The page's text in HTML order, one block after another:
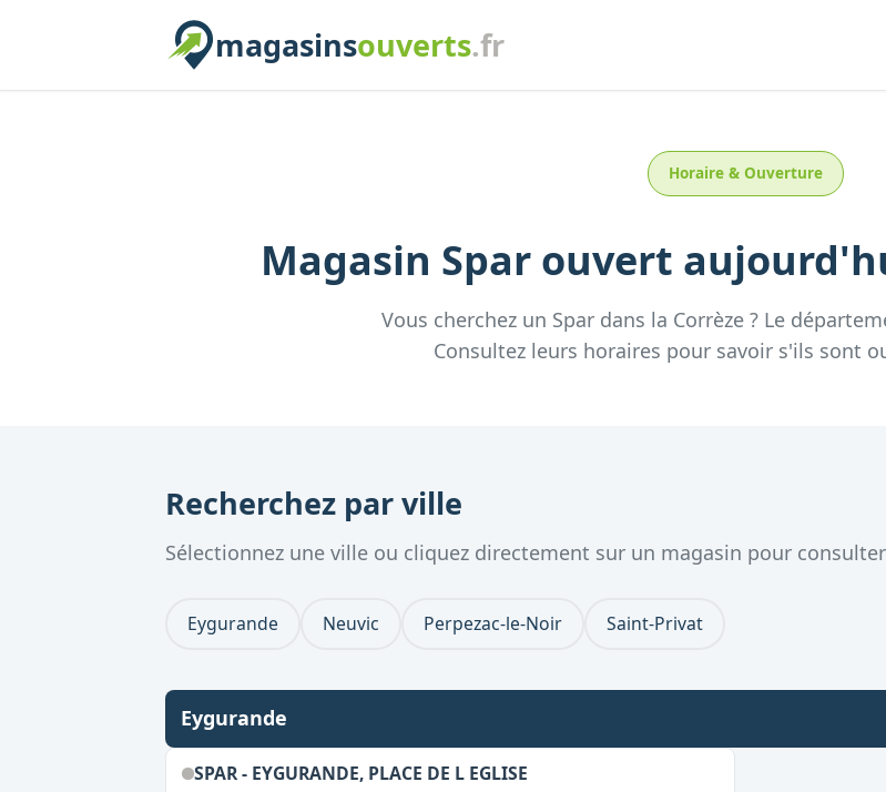
magasinsouverts.fr
Horaire & Ouverture
Magasin Spar ouvert
Vous cherchez un Spar dans la Corrèze? Le
Consultez leurs horaires pour savoir s'ils sont
Recherchez par ville
Sélectionnez une ville ou cliquez directement sur un magasin pour
Eygurande Neuvic Perpezac-le-Noir Saint-Privat
Eygurande
SPAR - EYGURANDE, PLACE DE L EGLISE